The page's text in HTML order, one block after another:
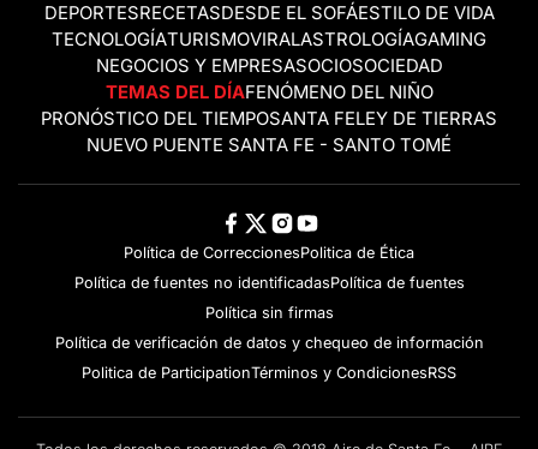
DEPORTESRECETASDESDE EL SOFÁESTILO DE VIDA
TECNOLOGÍATURISMOVIRALASTROLOGÍAGAMING
NEGOCIOS Y EMPRESASOCIOSOCIEDAD
TEMAS DEL DÍAFENÓMENO DEL NIÑO
PRONÓSTICO DEL TIEMPOSANTA FELEY DE TIERRAS
NUEVO PUENTE SANTA FE - SANTO TOMÉ
Política de CorreccionesPolitica de Ética
Política de fuentes no identificadasPolítica de fuentes
Política sin firmas
Política de verificación de datos y chequeo de información
Politica de ParticipationTérminos y CondicionesRSS